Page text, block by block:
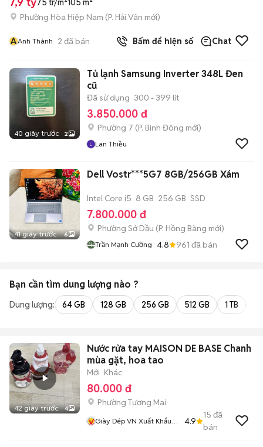
75 tr/m²105 m²
Phường Hòa Hiệp Nam (P. Hải Vân mới)
AAnh Thành 2 đã bán Bấm để hiện số Chat
40 giây trước 2
Tủ lạnh Samsung Inverter 348L Đen
cũ
Đã sử dụng 300 - 399 lít
3.850.000 đ
Phường 7 (P. Bình Đông mới)
Lan Thiều
41 giây trước 6
Dell Vostr***5G7 8GB/256GB Xám
Intel Core i5 8 GB 256 GB SSD
7.800.000 đ
Phường Sở Dầu (P. Hồng Bàng mới)
Trần Mạnh Cường 4.8 961 đã bán
Bạn cần tìm dung lượng nào ?
Dung lượng: 64 GB 128 GB 256 GB 512 GB 1 TB
42 giây trước 4
Nước rửa tay MAISON DE BASE Chanh
mùa gặt, hoa tao
Mới Khác
80.000 đ
Phường Tương Mai
Giày Dép VN Xuất Khẩu
4.9
15 đã
bán